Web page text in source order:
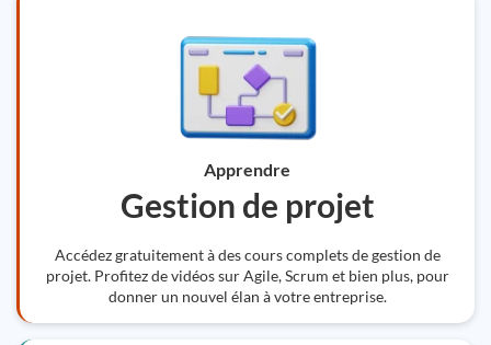
Apprendre
Gestion de projet
Accédez gratuitement à des cours complets de gestion de
projet. Profitez de vidéos sur Agile, Scrum et bien plus, pour
donner un nouvel élan à votre entreprise.